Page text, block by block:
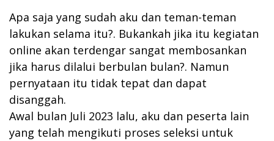
Apa saja yang sudah aku dan teman-teman
lakukan selama itu?. Bukankah jika itu kegiatan
online akan terdengar sangat membosankan
jika harus dilalui berbulan bulan?. Namun
pernyataan itu tidak tepat dan dapat
disanggah.
Awal bulan Juli 2023 lalu, aku dan peserta lain
yang telah mengikuti proses seleksi untuk